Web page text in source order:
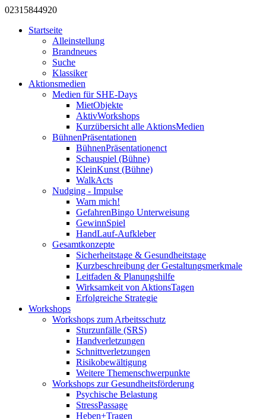
0231 5844920
Startseite
Alleinstellung
Brandneues
Suche
Klassiker
Aktionsmedien
Medien für SHE-Days
MietObjekte
AktivWorkshops
Kurzübersicht alle AktionsMedien
BühnenPräsentationen
BühnenPräsentationenct
Schauspiel (Bühne)
KleinKunst (Bühne)
WalkActs
Nudging - Impulse
Warn mich!
GefahrenBingo Unterweisung
GewinnSpiel
HandLauf-Aufkleber
Gesamtkonzepte
Sicherheitstage & Gesundheitstage
Kurzbeschreibung der Gestaltungsmerkmale
Leitfaden & Planungshilfe
Wirksamkeit von AktionsTagen
Erfolgreiche Strategie
Workshops
Workshops zum Arbeitsschutz
Sturzunfälle (SRS)
Handverletzungen
Schnittverletzungen
Risikobewältigung
Weitere Themenschwerpunkte
Workshops zur Gesundheitsförderung
Psychische Belastung
StressPassage
Heben+Tragen